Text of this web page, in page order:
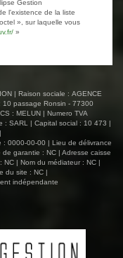
Gestion
l'existence de la liste
», sur laquelle vous
»
| Raison sociale : AGENCE
10 passage Ronsin - 77300
: MELUN | Numero TVA
: SARL | Capital social : 10 473 |
0000-00-00 | Lieu de délivrance
garantie : NC | Adresse caisse
| Nom du médiateur : NC |
du site : NC |
indépendante